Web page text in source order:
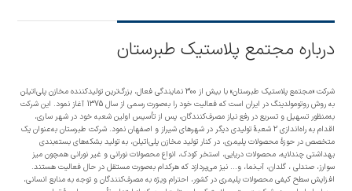
درباره مجتمع پلاستیک طبرستان
شرکت «مجتمع پلاستیک طبرستان» با بیش از 300 نمایندگی فعال، بزرگ‌ترین تولیدکننده مخازن پلی‌اتیلن
به روش روتومولدینگ در ایران است که فعالیت خود را به‌صورت رسمی از سال 1375 آغاز نمود. این شرکت
به‌منظور تسهیل و تسریع در رفع نیاز مصرف‌کنندگان، پس از تأسیس اولین شعبه خود در شهر ساری،
اقدام به راه‌اندازی 2 شعبۀ تولیدی دیگر در شهرهای شیراز و اصفهان نمود. شرکت طبرستان به‌عنوان یک
متخصص در حوزۀ محصولات پلیمری، در کنار تولید مخازن پلی‌اتیلن، به تولید بشکه‌های بسته‌بندی
بهداشتی چندلایه، محصولات دریایی، استخر کودک، انواع محصولات نورانی و غیر نورانی همچون میز
سوارز، صندلی ، گلدان، آب‌نما، و... نیز می‌پردازد که هرکدام به‌صورت مستقل در حال فعالیت هستند.
افزایش سطح کیفی محصولات پلیمری در کشور، احترام ویژه به مصرف‌کنندگان و توجه به منابع انسانی،